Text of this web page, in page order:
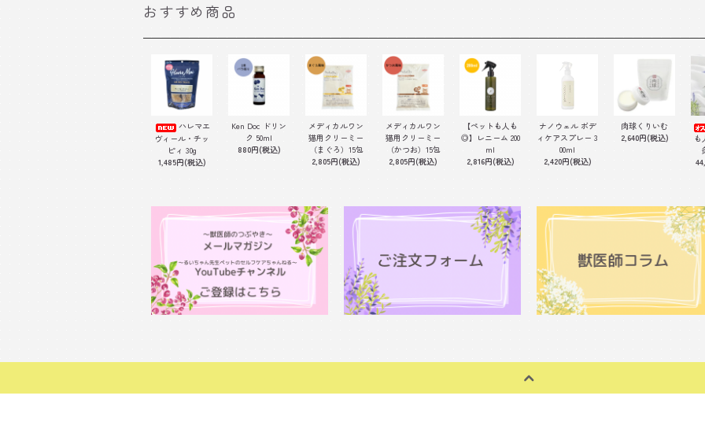
おすすめ商品
ハレマエ
ヴィール・チッ
ピィ 30g
1,485円(税込)
Ken Doc ドリン
ク 50ml
880円(税込)
メディカルワン
猫用クリーミー
（まぐろ）15包
2,805円(税込)
メディカルワン
猫用クリーミー
（かつお）15包
2,805円(税込)
【ペットも人も
◎】レニーム 200
ml
2,816円(税込)
ナノウェル ボデ
ィケアスプレー 3
00ml
2,420円(税込)
肉球くりいむ
2,640円(税込)
も